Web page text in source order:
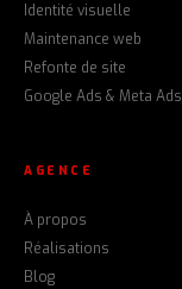
Identité visuelle
Maintenance web
Refonte de site
Google Ads & Meta Ads
AGENCE
À propos
Réalisations
Blog